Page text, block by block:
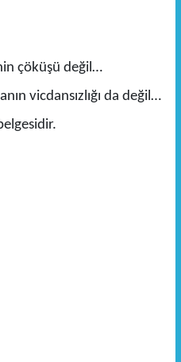
çöküşü değil…
vicdansızlığı da değil…